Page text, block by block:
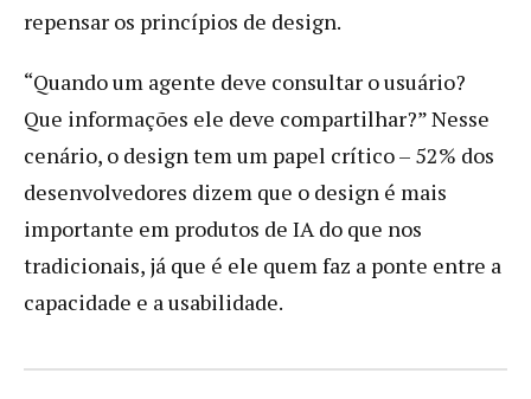
repensar os princípios de design.
“Quando um agente deve consultar o usuário?
Que informações ele deve compartilhar?” Nesse
cenário, o design tem um papel crítico – 52% dos
desenvolvedores dizem que o design é mais
importante em produtos de IA do que nos
tradicionais, já que é ele quem faz a ponte entre a
capacidade e a usabilidade.